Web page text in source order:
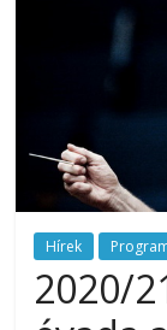
rendezvény
Rendezvények,
catering.
Útmutató
úgy
profi
Hírek
2020/